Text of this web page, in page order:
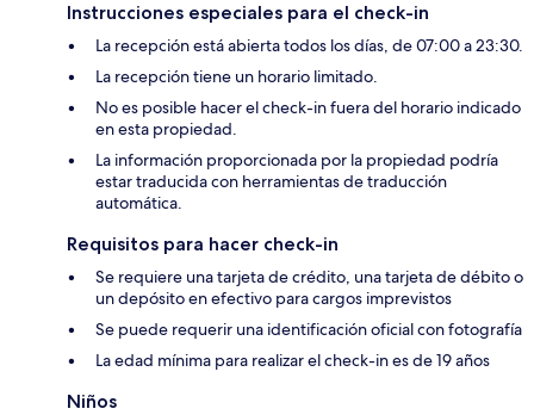
Instrucciones especiales para el check-in
La recepción está abierta todos los días, de 07:00 a 23:30.
La recepción tiene un horario limitado.
No es posible hacer el check-in fuera del horario indicado
en esta propiedad.
La información proporcionada por la propiedad podría
estar traducida con herramientas de traducción
automática.
Requisitos para hacer check-in
Se requiere una tarjeta de crédito, una tarjeta de débito o
un depósito en efectivo para cargos imprevistos
Se puede requerir una identificación oficial con fotografía
La edad mínima para realizar el check-in es de 19 años
Niños